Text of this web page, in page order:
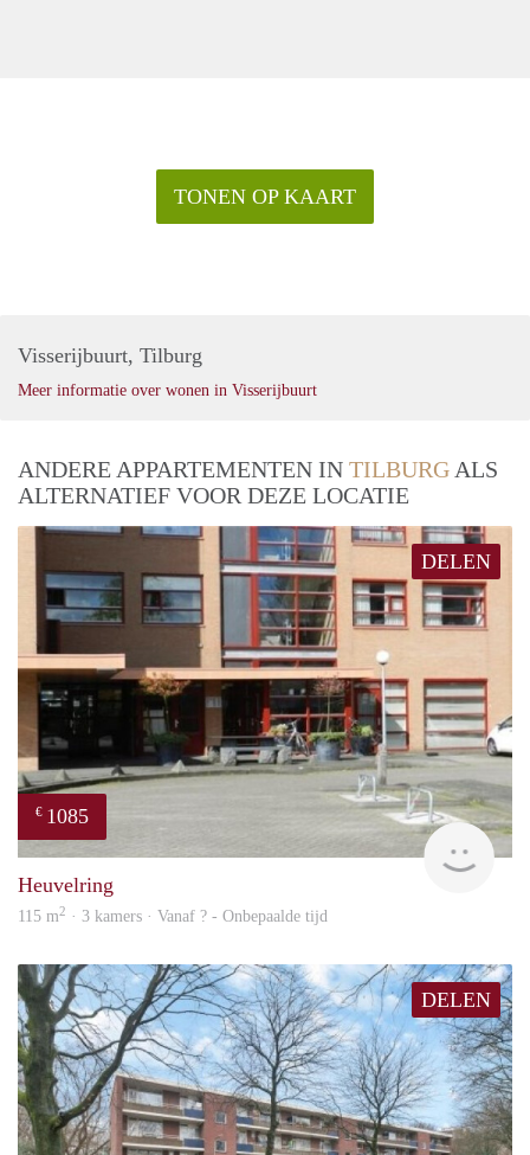
TONEN OP KAART
Visserijbuurt, Tilburg
Meer informatie over wonen in Visserijbuurt
ANDERE APPARTEMENTEN IN TILBURG ALS
ALTERNATIEF VOOR DEZE LOCATIE
DELEN
€ 1085
Heuvelring
115 m2 · 3 kamers · Vanaf ? - Onbepaalde tijd
DELEN